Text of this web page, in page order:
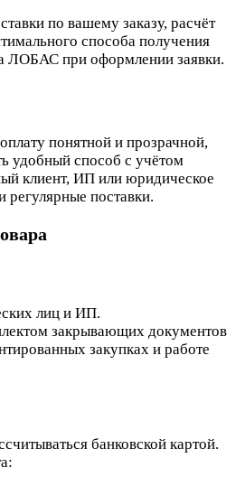
по вашему заказу, расчёт
способа получения
ЛОБАС при оформлении заявки.
понятной и прозрачной,
удобный способ с учётом
клиент, ИП или юридическое
регулярные поставки.
лиц и ИП.
закрывающих документов
закупках и работе
банковской картой.